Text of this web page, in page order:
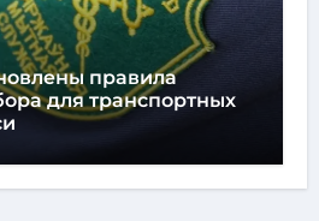
правила
для транспортных